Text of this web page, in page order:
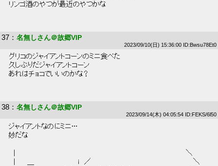
リンゴ酒のやつが最近のやつかな
37 ： 名無しさん＠故郷VIP
2023/09/10(日) 15:36:00 ID:Bwsu78Et0
グリコのジャイアントコーンのミニ食べた
久しぶりだジャイアントコーン
あれはチョコでいいのかな？
38 ： 名無しさん＠故郷VIP
2023/09/14(木) 04:05:54 ID:FEKS/6l50
ジャイアントなのにミニ…
妙だな
|　　　　　　　　　　　　　　　　　　　　　　　　　　　　　　　　　　　＼
|　　 ＿　　　　　　　　　i　／　　　　　　　　　　　　　　　　　　　　　＼